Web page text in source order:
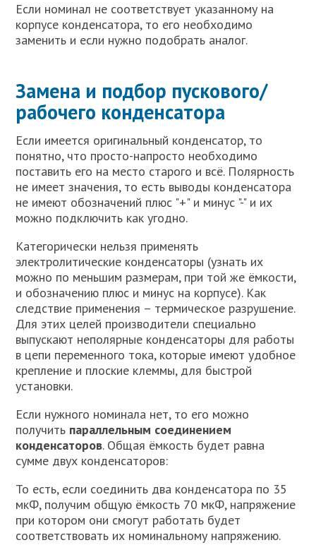
Если номинал не соответствует указанному на
корпусе конденсатора, то его необходимо
заменить и если нужно подобрать аналог.
Замена и подбор пускового/
рабочего конденсатора
Если имеется оригинальный конденсатор, то
понятно, что просто-напросто необходимо
поставить его на место старого и всё. Полярность
не имеет значения, то есть выводы конденсатора
не имеют обозначений плюс "+" и минус "-" и их
можно подключить как угодно.
Категорически нельзя применять
электролитические конденсаторы (узнать их
можно по меньшим размерам, при той же ёмкости,
и обозначению плюс и минус на корпусе). Как
следствие применения – термическое разрушение.
Для этих целей производители специально
выпускают неполярные конденсаторы для работы
в цепи переменного тока, которые имеют удобное
крепление и плоские клеммы, для быстрой
установки.
Если нужного номинала нет, то его можно
получить параллельным соединением
конденсаторов. Общая ёмкость будет равна
сумме двух конденсаторов:
То есть, если соединить два конденсатора по 35
мкФ, получим общую ёмкость 70 мкФ, напряжение
при котором они смогут работать будет
соответствовать их номинальному напряжению.